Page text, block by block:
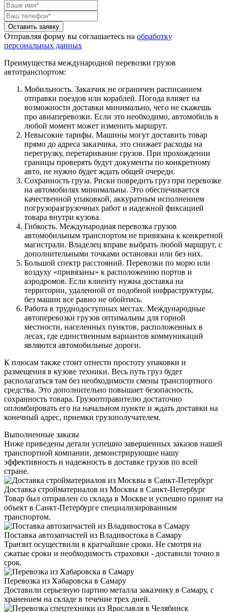
Оставить заявку
Отправляя форму вы соглашаетесь на обработку
персональных данных
Преимущества международной перевозки грузов
автотранспортом:
Мобильность. Заказчик не ограничен расписанием
отправки поездов или кораблей. Погода влияет на
возможности доставки минимально, чего не скажешь
про авиаперевозки. Если это необходимо, автомобиль в
любой момент может изменить маршрут.
Невысокие тарифы. Машины могут доставить товар
прямо до адреса заказчика, это снижает расходы на
перегрузку, перетаривание грузов. При прохождении
границы проверять будут документы по конкретному
авто, не нужно будет ждать общей очереди.
Сохранность груза. Риски повредить груз при перевозке
на автомобилях минимальны. Это обеспечивается
качественной упаковкой, аккуратным исполнением
погрузоразгрузочных работ и надежной фиксацией
товара внутри кузова.
Гибкость. Международная перевозка грузов
автомобильным транспортом не привязана к конкретной
магистрали. Владелец вправе выбрать любой маршрут, с
дополнительными точками остановки или без них.
Большой спектр расстояний. Перевозки по морю или
воздуху «привязаны» к расположению портов и
аэродромов. Если клиенту нужна доставка на
территории, удаленной от подобной инфраструктуры,
без машин все равно не обойтись.
Работа в труднодоступных местах. Международные
автоперевозки грузов оптимальны для горной
местности, населенных пунктов, расположенных в
лесах, где единственным вариантов коммуникаций
являются автомобильные дороги.
К плюсам также стоит отнести простоту упаковки и
размещения в кузове техники. Весь путь груз будет
располагаться там без необходимости смены транспортного
средства. Это дополнительно повышает безопасность,
сохранность товара. Грузоотправителю достаточно
опломбировать его на начальном пункте и ждать доставки на
конечный адрес, приемки грузополучателем.
Выполненные заказы
Ниже приведены детали успешно завершенных заказов нашей
транспортной компании, демонстрирующие нашу
эффективность и надежность в доставке грузов по всей
стране.
Доставка стройматериалов из Москвы в Санкт-Петербург
Товар был отправлен со склада в Москве и успешно принят на
объект в Санкт-Петербурге специализированным
транспортом.
Поставка автозапчастей из Владивостока в Самару
Транзит осуществили в кратчайшие сроки. Не смотря на
сжатые сроки и необходимость страховки - доставили точно в
срок.
Перевозка из Хабаровска в Самару
Доставили серьезную партию металла заказчику в Самару, с
хранением на складе в течение трех дней.